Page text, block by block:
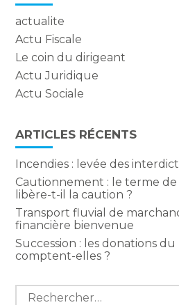
actualite
Actu Fiscale
Le coin du dirigeant
Actu Juridique
Actu Sociale
ARTICLES RÉCENTS
Incendies : levée des
Cautionnement : le terme de
libère-t-il la caution ?
Transport fluvial de
financière bienvenue
Succession : les donations
comptent-elles ?
Rechercher :